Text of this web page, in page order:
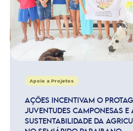
Apoio a Projetos
AÇÕES INCENTIVAM O
JUVENTUDES CAMPONESAS E
SUSTENTABILIDADE DA